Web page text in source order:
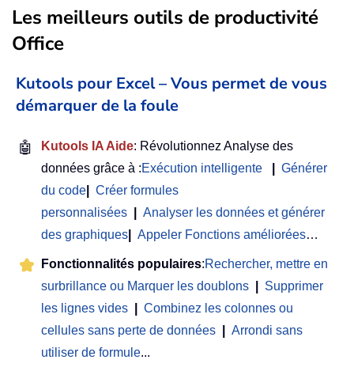
Les meilleurs outils de productivité
Office
Kutools pour Excel – Vous permet de vous
démarquer de la foule
🤖 Kutools IA Aide: Révolutionnez Analyse des
données grâce à :Exécution intelligente
Générer
du code
Créer formules
personnalisées
Analyser les données et générer
des graphiques
Appeler Fonctions améliorées…
Fonctionnalités populaires:Rechercher, mettre en
surbrillance ou Marquer les doublons
Supprimer
les lignes vides
Combinez les colonnes ou
cellules sans perte de données
Arrondi sans
utiliser de formule...